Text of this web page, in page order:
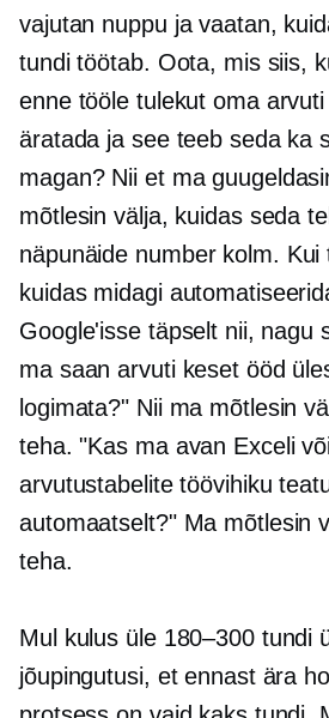
vajutan nuppu ja vaatan,
tundi töötab. Oota, mis siis,
enne tööle tulekut oma
äratada ja see teeb seda ka
magan? Nii et ma
mõtlesin välja, kuidas seda
näpunäide number kolm. Kui
kuidas midagi
Google'isse täpselt nii, nagu
ma saan arvuti keset ööd
logimata?" Nii ma mõtlesin
teha. "Kas ma avan Exceli
arvutustabelite töövihiku
automaatselt?" Ma mõtlesin
teha.
Mul kulus üle 180–300 tundi
jõupingutusi, et ennast ära